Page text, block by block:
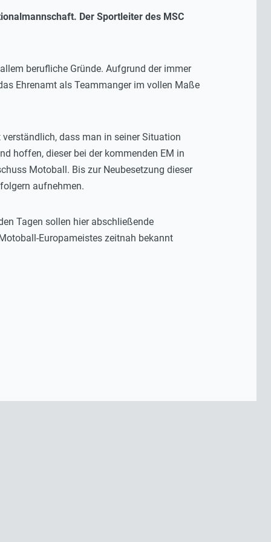
Der Sportleiter des MSC
berufliche Gründe. Aufgrund der immer
Ehrenamt als Teammanger im vollen Maße
dass man in seiner Situation
hoffen, dieser bei der kommenden EM in
Motoball. Bis zur Neubesetzung dieser
aufnehmen.
Tagen sollen hier abschließende
Europameistes zeitnah bekannt